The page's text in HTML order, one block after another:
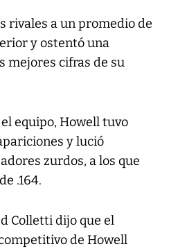
rivales a un promedio de
y ostentó una
mejores cifras de su
equipo, Howell tuvo
y lució
zurdos, a los que
.164.
Colletti dijo que el
de Howell